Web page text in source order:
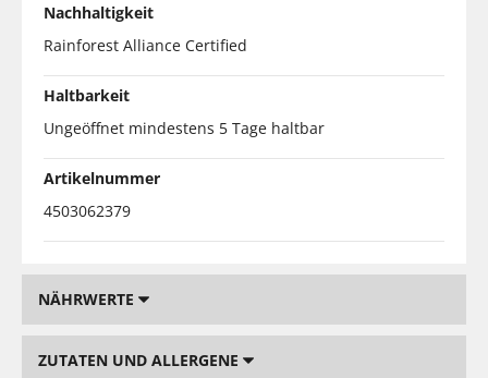
Nachhaltigkeit
Rainforest Alliance Certified
Haltbarkeit
Ungeöffnet mindestens 5 Tage haltbar
Artikelnummer
4503062379
NÄHRWERTE
ZUTATEN UND ALLERGENE